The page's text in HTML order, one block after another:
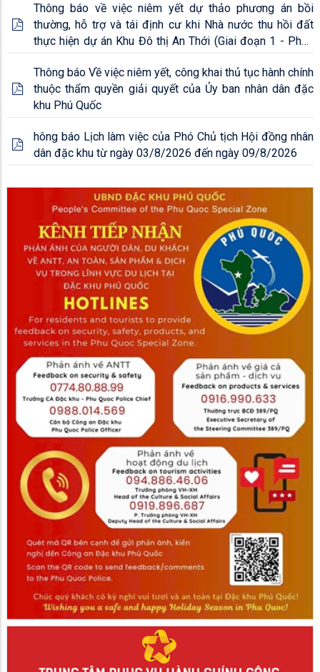
Thông báo về việc niêm yết dự thảo phương án bồi
thường, hỗ trợ và tái định cư khi Nhà nước thu hồi đất
thực hiện dự án Khu Đô thị An Thới (Giai đoạn 1 - Phần
tuyến Đại lộ APEC) tại khu phố 4 An Thới và khu phố 7
An Thới, đặc khu Phú Quốc, tỉnh An Giang
Thông báo Về việc niêm yết, công khai thủ tục hành chính
thuộc thẩm quyền giải quyết của Ủy ban nhân dân đặc
khu Phú Quốc
hông báo Lịch làm việc của Phó Chủ tịch Hội đồng nhân
dân đặc khu từ ngày 03/8/2026 đến ngày 09/8/2026